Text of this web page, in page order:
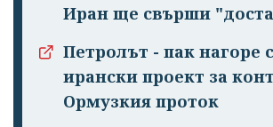
Иран ще свърши
Петролът - пак нагоре
ирански проект за
Ормузкия проток